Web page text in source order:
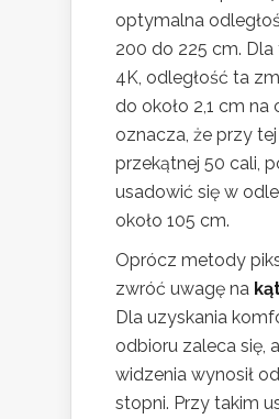
optymalna
200 do 225 cm.
4K, odległość ta
do około 2,1 cm na
oznacza, że przy
przekątnej 50 cali,
usadowić się w
około 105 cm.
Oprócz metody
zwróć uwagę na
Dla uzyskania
odbioru zaleca się,
widzenia wynosił
stopni. Przy takim